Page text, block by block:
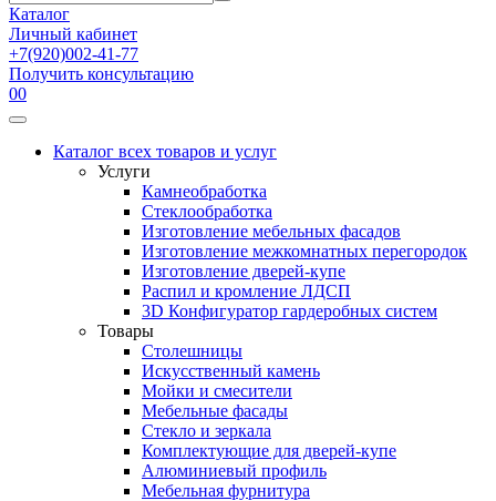
Каталог
Личный кабинет
+7(920)002-41-77
Получить консультацию
00
Каталог всех товаров и услуг
Услуги
Камнеобработка
Стеклообработка
Изготовление мебельных фасадов
Изготовление межкомнатных перегородок
Изготовление дверей-купе
Распил и кромление ЛДСП
3D Конфигуратор гардеробных систем
Товары
Столешницы
Искусственный камень
Мойки и смесители
Мебельные фасады
Стекло и зеркала
Комплектующие для дверей-купе
Алюминиевый профиль
Мебельная фурнитура